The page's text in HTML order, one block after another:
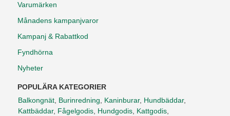
Varumärken
Månadens kampanjvaror
Kampanj & Rabattkod
Fyndhörna
Nyheter
POPULÄRA KATEGORIER
Balkongnät, Burinredning, Kaninburar, Hundbäddar,
Kattbäddar, Fågelgodis, Hundgodis, Kattgodis,